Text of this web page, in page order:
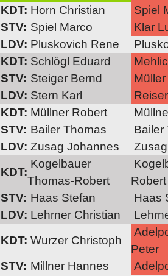
KDT: Horn Christian
Spiel
STV: Spiel Marco
Klar
LDV: Pluskovich Rene
KDT: Schlögl Eduard
STV: Steiger Bernd
LDV: Stern Karl
KDT: Müllner Robert
STV: Bailer Thomas
Bailer
LDV: Zusag Johannes
KDT:
Kogelbauer
Thomas-Robert
Robert
STV: Haas Stefan
Haas
LDV: Lehrner Christian
KDT: Wurzer Christoph
Peter
STV: Millner Hannes